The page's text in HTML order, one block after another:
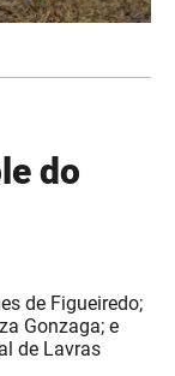
do
de Figueiredo;
Gonzaga; e
de Lavras